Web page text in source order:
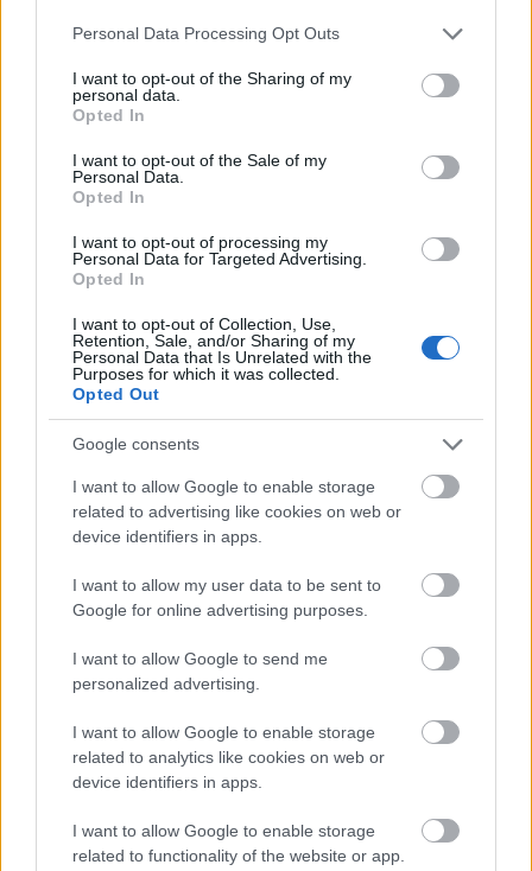
Please note that this website/app uses one or more Google
not limited to your visit or usage behaviour. You may click to
grant or deny consent to Google and its third-party tags to
use your data for below specified purposes in below Google
consent section.
Personal Data Processing Opt Outs
I want to opt-out of the Sharing of my
personal data.
Opted In
I want to opt-out of the Sale of my
Personal Data.
Opted In
I want to opt-out of processing my
Personal Data for Targeted Advertising.
Opted In
I want to opt-out of Collection, Use,
Retention, Sale, and/or Sharing of my
Personal Data that Is Unrelated with the
Purposes for which it was collected.
Opted Out
Google consents
I want to allow Google to enable storage
related to advertising like cookies on web or
device identifiers in apps.
I want to allow my user data to be sent to
Google for online advertising purposes.
I want to allow Google to send me
personalized advertising.
I want to allow Google to enable storage
related to analytics like cookies on web or
device identifiers in apps.
I want to allow Google to enable storage
related to functionality of the website or app.
Bolshunov stressa over det norske
Covid-utbruddet
INGEBORG SCHEVE
Alexander Bolshunov frykter Covid-utbruddet i den norske OL-
troppen i Seiser Alm kan ødelegge OL for han og resten av det
Langrenn Allround
Russlands trener: – Det blir mer
spennende når Johaug legger opp
Markus Kramer tror det blir tungt å vinne skirenn så lenge Therese